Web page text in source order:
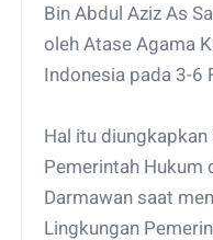
Bin Abdul Aziz As
oleh Atase Agama
Indonesia pada 3-6
Hal itu
Pemerintah Hukum
Darmawan saat
Lingkungan